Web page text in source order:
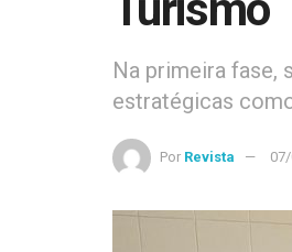
Na primeira fase,
estratégicas
Por Revista